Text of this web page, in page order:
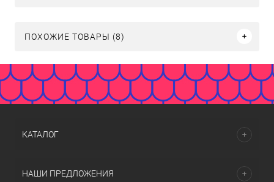
ПОХОЖИЕ ТОВАРЫ (8)
КАТАЛОГ
НАШИ ПРЕДЛОЖЕНИЯ